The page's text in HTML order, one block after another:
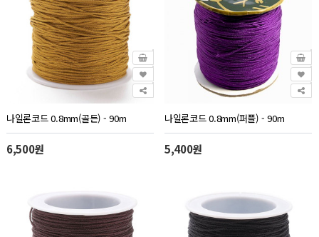
나일론코드 0.8mm(골든) - 90m
6,500원
나일론코드 0.8mm(퍼플) - 90m
5,400원